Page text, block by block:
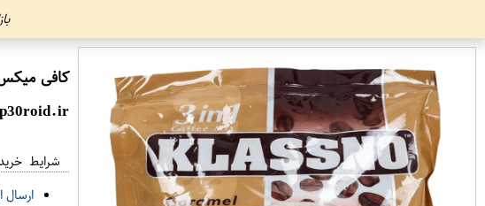
کافی میکس
p30roid.ir
شرایط
ارسال